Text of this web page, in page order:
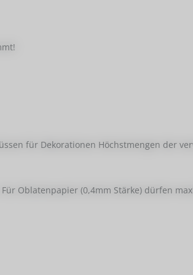
für Dekorationen Höchstmengen der
Oblatenpapier (0,4mm Stärke) dürfen